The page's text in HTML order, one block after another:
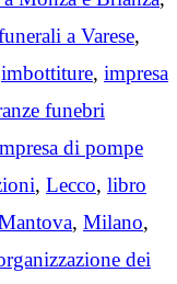
a Varese,
imbottiture, impresa
funebri
di pompe
, Lecco, libro
, Milano,
dei